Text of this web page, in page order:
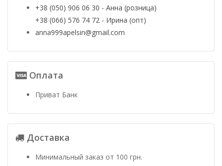
+38 (050) 906 06 30 - Анна (розница)
+38 (066) 576 74 72 - Ирина (опт)
anna999apelsin@gmail.com
Оплата
Приват Банк
Доставка
Минимальный заказ от 100 грн.